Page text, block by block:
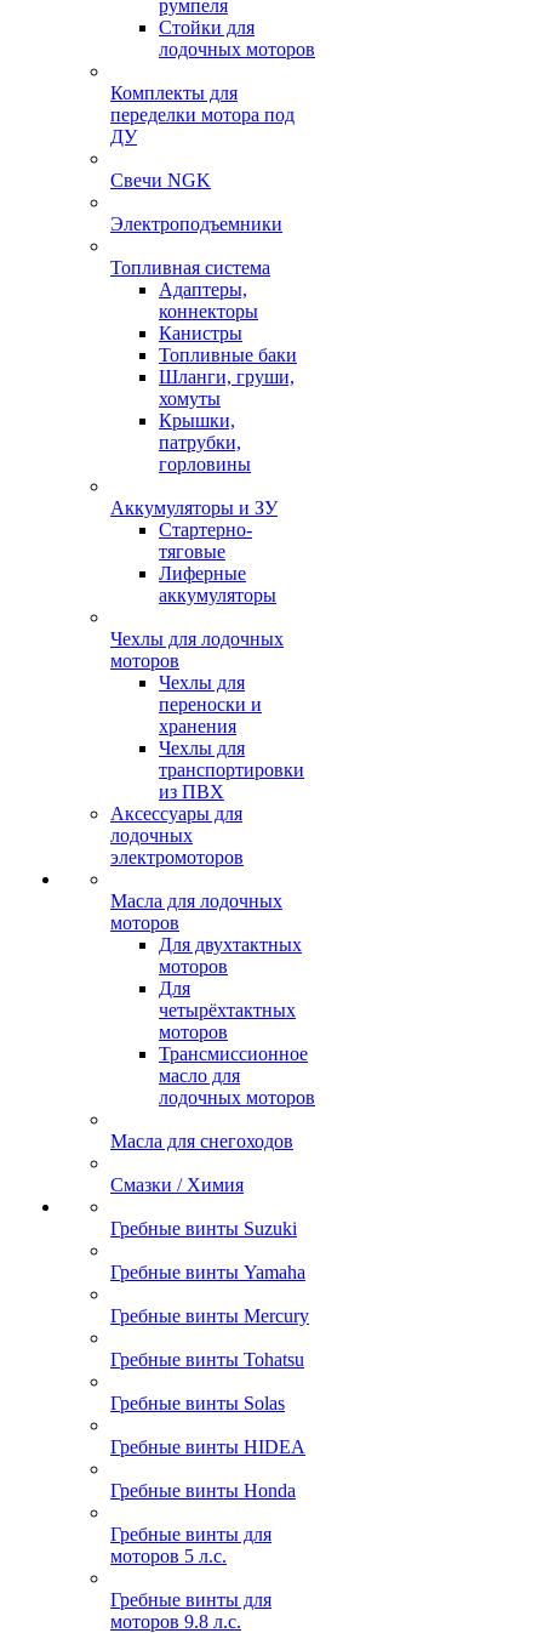
румпеля
Стойки для
лодочных моторов
Комплекты для
переделки мотора под
ДУ
Свечи NGK
Электроподъемники
Топливная система
Адаптеры,
коннекторы
Канистры
Топливные баки
Шланги, груши,
хомуты
Крышки,
патрубки,
горловины
Аккумуляторы и ЗУ
Стартерно-
тяговые
Лиферные
аккумуляторы
Чехлы для лодочных
моторов
Чехлы для
переноски и
хранения
Чехлы для
транспортировки
из ПВХ
Аксессуары для
лодочных
электромоторов
Масла для лодочных
моторов
Для двухтактных
моторов
Для
четырёхтактных
моторов
Трансмиссионное
масло для
лодочных моторов
Масла для снегоходов
Смазки / Химия
Гребные винты Suzuki
Гребные винты Yamaha
Гребные винты Mercury
Гребные винты Tohatsu
Гребные винты Solas
Гребные винты HIDEA
Гребные винты Honda
Гребные винты для
моторов 5 л.с.
Гребные винты для
моторов 9.8 л.с.